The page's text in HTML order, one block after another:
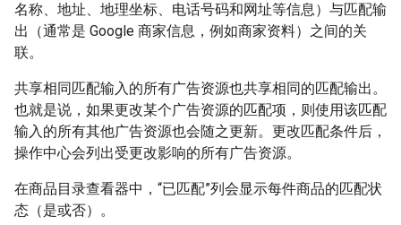
名称、地址、地理坐标、电话号码和网址等信息）与匹配输
出（通常是 Google 商家信息，例如商家资料）之间的关
联。
共享相同匹配输入的所有广告资源也共享相同的匹配输出。
也就是说，如果更改某个广告资源的匹配项，则使用该匹配
输入的所有其他广告资源也会随之更新。更改匹配条件后，
操作中心会列出受更改影响的所有广告资源。
在商品目录查看器中，“已匹配”列会显示每件商品的匹配状
态（是或否）。